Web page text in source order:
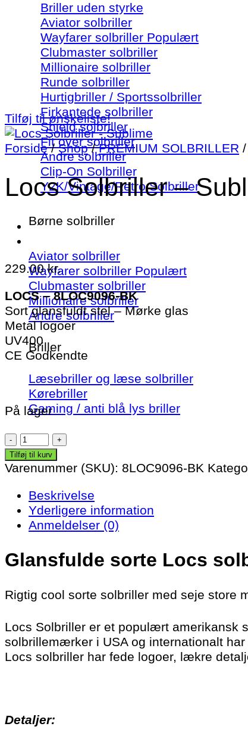
Briller uden styrke
Aviator solbriller
Wayfarer solbriller
Clubmaster solbriller
Millionaire solbriller
Runde solbriller
Hurtigbriller / Sportssolbriller
Firkantede solbriller
Shield solbriller
Fit over solbriller
Andre solbriller
Clip-On Solbriller
Y2K/Vintage/Retro Solbriller
Børne solbriller
Aviator solbriller
Wayfarer solbriller
Clubmaster solbriller
Millionaire solbriller
Andre solbriller
Briller
Læsebriller og læse solbriller
Kørebriller
Gaming / anti blå lys briller
Tilføj til ønskeliste!
Forside / Shop / PREMIUM SOLBRILLER /
Locs Solbriller –
229.00kr.
LOCS – 8LOC9096-BK
Sort glansfuldt stel – Mørke glas
Metal logoer
UV400
CE Godkendte
På lager
Locs
Solbriller
-
antal
Tilføj til kurv
Varenummer (SKU): 8LOC9096-BK
Beskrivelse
Yderligere information
Anmeldelser (0)
Glansfulde sorte Locs
Rigtig cool sorte solbriller med seje store
Locs Solbriller er et populært amerikansk
solbrillemærker i USA og internationalt
Locs solbriller har fede logoer, lækre
Detaljer: